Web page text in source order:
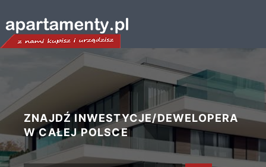
ZNAJDŹ INWESTYCJE/DEWELOPERA
W CAŁEJ POLSCE